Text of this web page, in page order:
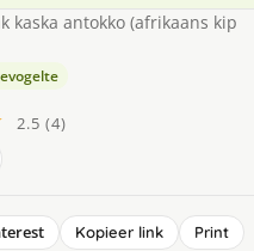
kaska antokko (afrikaans kip
2.5 (4)
Kopieer link Print